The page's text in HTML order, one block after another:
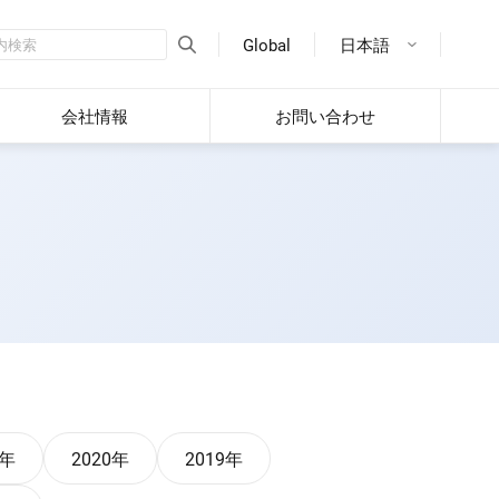
Global 日本語
会社情報 お問い合わせ
2020年 2019年